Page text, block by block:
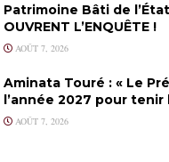
Patrimoine Bâti de l’État
OUVRENT L’ENQUÊTE !
AOÛT 7, 2026
Aminata Touré : « Le
l’année 2027 pour
AOÛT 7, 2026